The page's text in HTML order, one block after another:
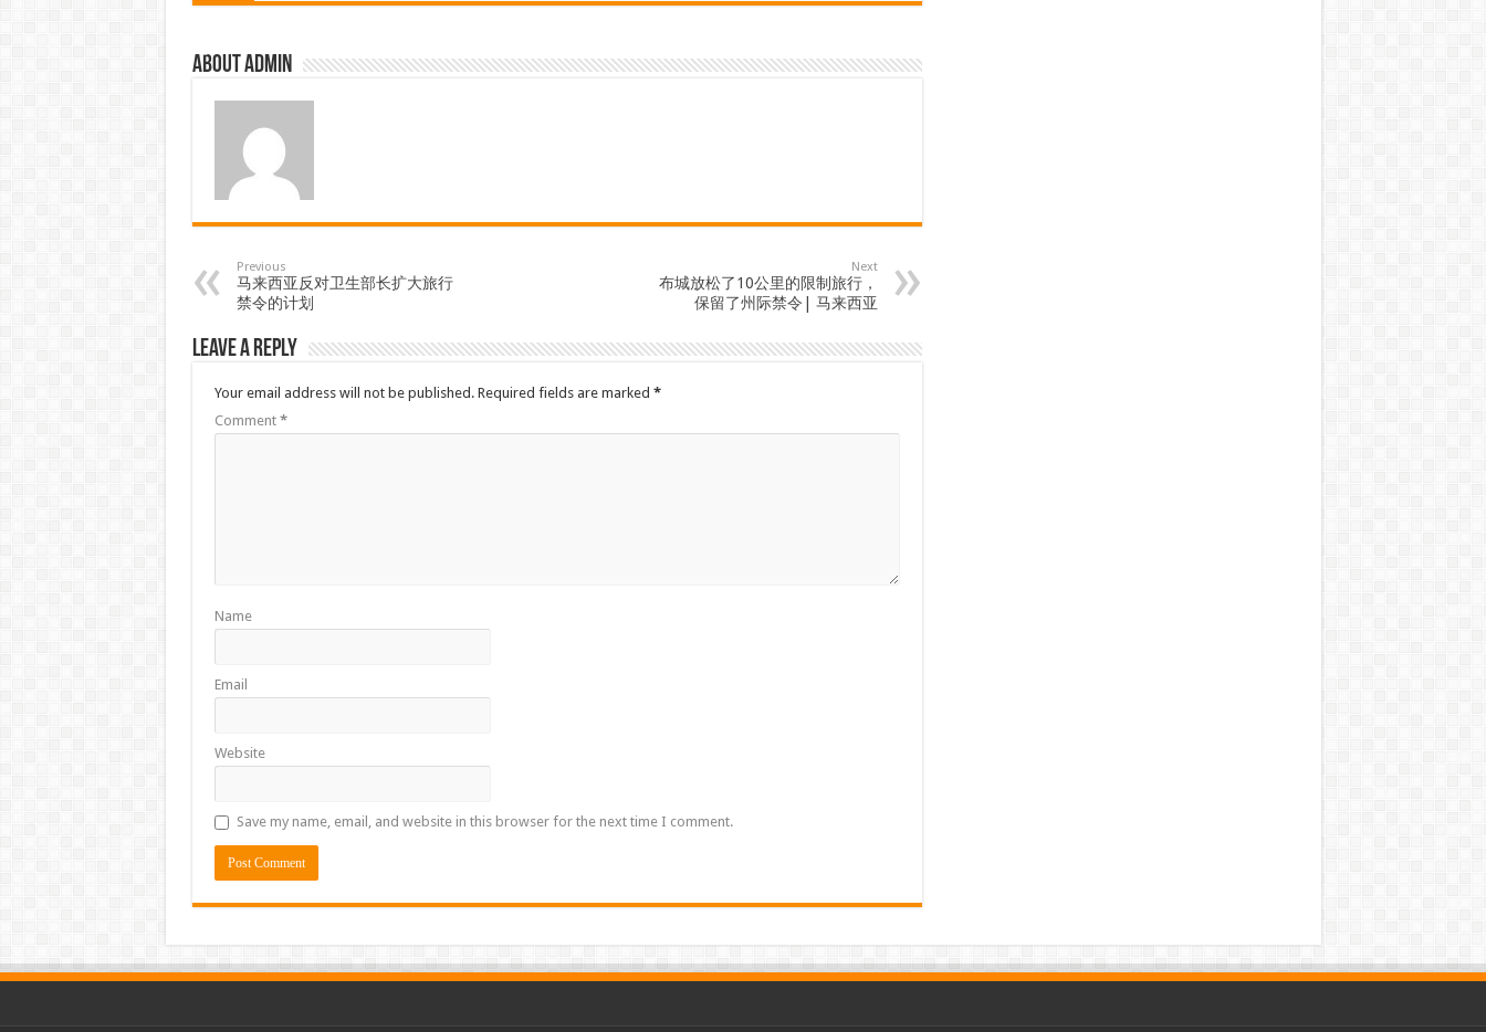
About admin
Previous
马来西亚反对卫生部长扩大旅行
禁令的计划
Next
布城放松了10公里的限制旅行，
保留了州际禁令| 马来西亚
Leave a Reply
Your email address will not be published. Required fields are marked *
Comment *
Name
Email
Website
Save my name, email, and website in this browser for the next time I comment.